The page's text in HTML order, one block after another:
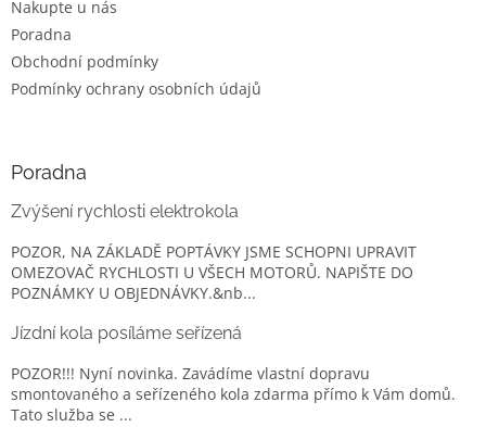
Nakupte u nás
Poradna
Obchodní podmínky
Podmínky ochrany osobních údajů
Poradna
Zvýšení rychlosti elektrokola
POZOR, NA ZÁKLADĚ POPTÁVKY JSME SCHOPNI UPRAVIT
OMEZOVAČ RYCHLOSTI U VŠECH MOTORŮ. NAPIŠTE DO
POZNÁMKY U OBJEDNÁVKY.&nb...
Jízdní kola posíláme seřízená
POZOR!!! Nyní novinka. Zavádíme vlastní dopravu
smontovaného a seřízeného kola zdarma přímo k Vám domů.
Tato služba se ...